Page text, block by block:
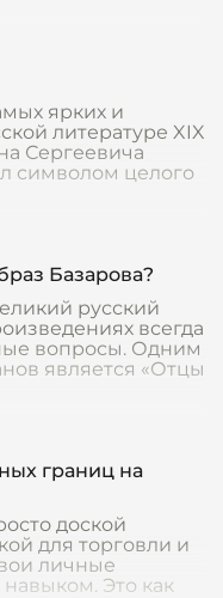
ярких и
литературе XIX
Сергеевича
символом целого
Базарова?
русский
всегда
вопросы. Одним
является «Отцы
границ на
доской
для торговли и
личные
Это как